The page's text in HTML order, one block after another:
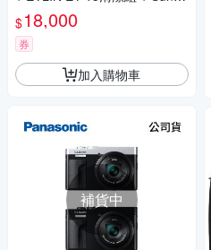
ght ZY-2614相機包 + EirMai 銳
瑪 HD-100C電子除濕卡 FZ80
D (公司貨)
$18,000
券
加入購物車
補貨中